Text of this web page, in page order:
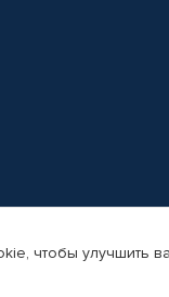
Интернет-
чтобы улучшить